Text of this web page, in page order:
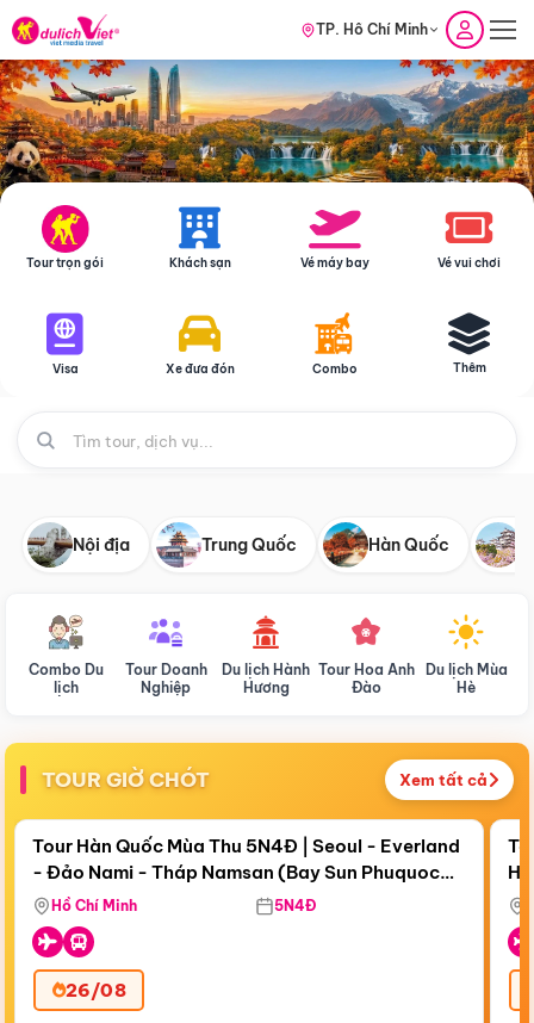
TP. Hồ Chí Minh
Tour trọn gói Khách sạn Vé máy bay Vé vui chơi
Visa Xe đưa đón Combo Thêm
Nội địa Trung Quốc Hàn Quốc
Combo Du
lịch
Tour Doanh
Nghiệp
Du lịch Hành
Hương
Tour Hoa Anh
Đào
Du lịch Mùa
Hè
TOUR GIỜ CHÓT Xem tất cả
Còn18 ngày 18:37:07
Bay Sun Phuquoc Airways
Điểm nổi bật
Tour Hàn Quốc Mùa Thu 5N4Đ | Seoul - Everland
- Đảo Nami - Tháp Namsan (Bay Sun Phuquoc
Airways)
Hồ Chí Minh 5N4Đ
26/08